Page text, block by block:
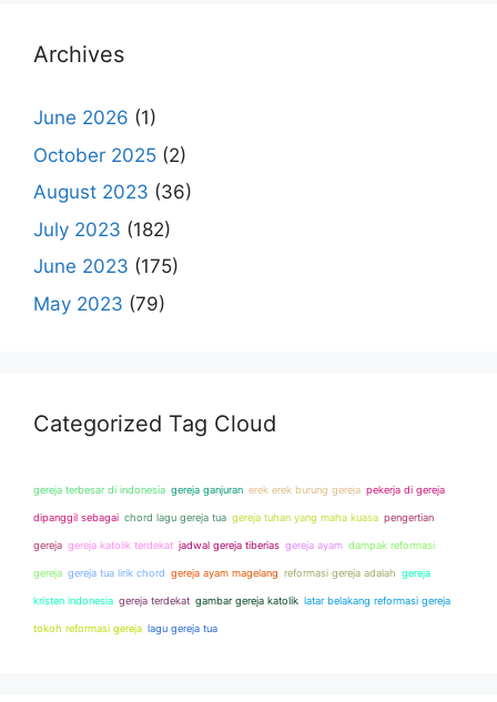
Archives
June 2026 (1)
October 2025 (2)
August 2023 (36)
July 2023 (182)
June 2023 (175)
May 2023 (79)
Categorized Tag Cloud
gereja terbesar di indonesia gereja ganjuran erek erek burung gereja pekerja di gereja
dipanggil sebagai chord lagu gereja tua gereja tuhan yang maha kuasa pengertian
gereja gereja katolik terdekat jadwal gereja tiberias gereja ayam dampak reformasi
gereja gereja tua lirik chord gereja ayam magelang reformasi gereja adalah gereja
kristen indonesia gereja terdekat gambar gereja katolik latar belakang reformasi gereja
tokoh reformasi gereja lagu gereja tua